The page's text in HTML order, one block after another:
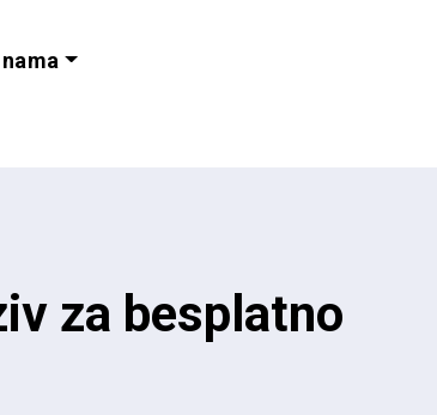
EU
nama
za besplatno